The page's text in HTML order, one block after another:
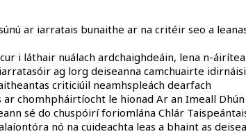
ar iarratais bunaithe ar na critéir seo a
i láthair nuálach ardchaighdeáin, lena n-
ag lorg deiseanna camchuairte
criticiúil neamhspleách dearfach
ar chomhpháirtíocht le hionad Ar an Imeall
sé do chuspóirí foriomlána Chlár
nó na cuideachta leas a bhaint as